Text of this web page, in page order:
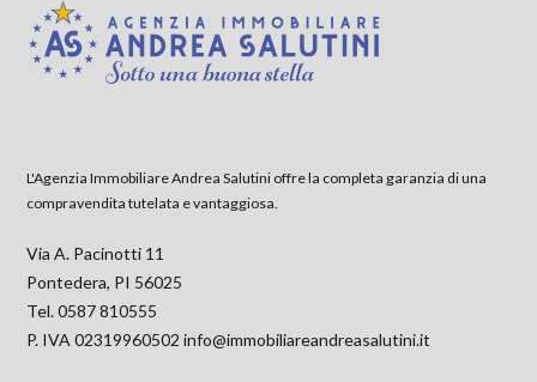
L'Agenzia Immobiliare Andrea Salutini offre la completa garanzia di una
compravendita tutelata e vantaggiosa.
Via A. Pacinotti 11
Pontedera, PI 56025
Tel. 0587 810555
P. IVA 02319960502info@immobiliareandreasalutini.it